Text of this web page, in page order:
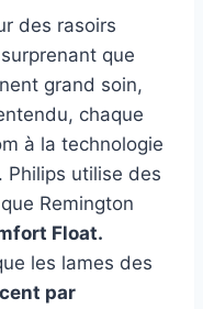
des rasoirs
que
grand soin,
chaque
à la technologie
Philips utilise des
Remington
Float.
les lames des
par